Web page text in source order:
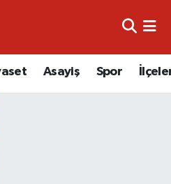
Asayiş Spor
ve Fikstür